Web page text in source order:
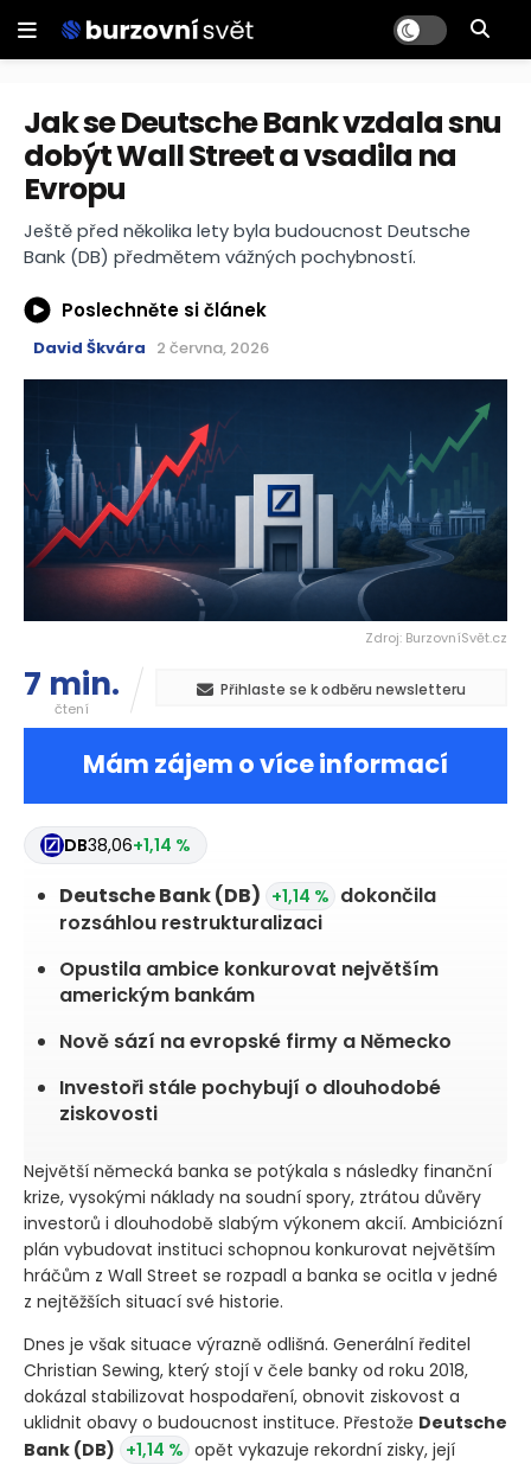
Jak se Deutsche Bank vzdala snu
dobýt Wall Street a vsadila na
Evropu
Ještě před několika lety byla budoucnost Deutsche
Bank (DB) předmětem vážných pochybností.
Poslechněte si článek
David Škvára 2 června, 2026
Zdroj: BurzovníSvět.cz
7 min.
čtení
Přihlaste se k odběru newsletteru
Mám zájem o více informací
DB38,06+1,14 %
Deutsche Bank(DB) +1,14 % dokončila
rozsáhlou restrukturalizaci
Opustila ambice konkurovat největším
americkým bankám
Nově sází na evropské firmy a Německo
Investoři stále pochybují o dlouhodobé
ziskovosti
Největší německá banka se potýkala s následky finanční
krize, vysokými náklady na soudní spory, ztrátou důvěry
investorů i dlouhodobě slabým výkonem akcií. Ambiciózní
plán vybudovat instituci schopnou konkurovat největším
hráčům z Wall Street se rozpadl a banka se ocitla v jedné
z nejtěžších situací své historie.
Dnes je však situace výrazně odlišná. Generální ředitel
Christian Sewing, který stojí v čele banky od roku 2018,
dokázal stabilizovat hospodaření, obnovit ziskovost a
uklidnit obavy o budoucnost instituce. Přestože Deutsche
Bank (DB) +1,14 % opět vykazuje rekordní zisky, její